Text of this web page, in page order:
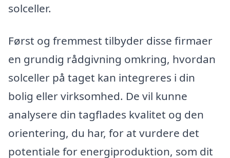
solceller.
Først og fremmest tilbyder disse firmaer
en grundig rådgivning omkring, hvordan
solceller på taget kan integreres i din
bolig eller virksomhed. De vil kunne
analysere din tagflades kvalitet og den
orientering, du har, for at vurdere det
potentiale for energiproduktion, som dit